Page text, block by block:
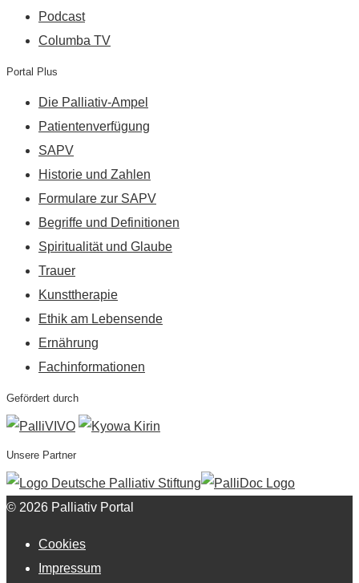
Podcast
Columba TV
Portal Plus
Die Palliativ-Ampel
Patientenverfügung
SAPV
Historie und Zahlen
Formulare zur SAPV
Begriffe und Definitionen
Spiritualität und Glaube
Trauer
Kunsttherapie
Ethik am Lebensende
Ernährung
Fachinformationen
Gefördert durch
Unsere Partner
© 2026 Palliativ Portal
Cookies
Impressum